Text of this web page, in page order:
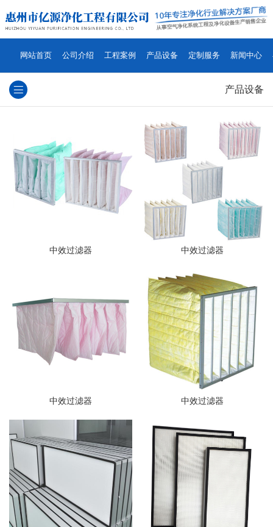
网站首页 公司介绍 工程案例 产品设备 定制服务 新闻中心
产品设备
中效过滤器 中效过滤器
中效过滤器 中效过滤器